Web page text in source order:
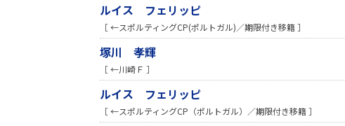
ルイス フェリッピ
［ ←スポルティングCP(ポルトガル)／期限付き移籍 ］
塚川 孝輝
［ ←川崎Ｆ ］
ルイス フェリッピ
［ ←スポルティングCP（ポルトガル）／期限付き移籍 ］